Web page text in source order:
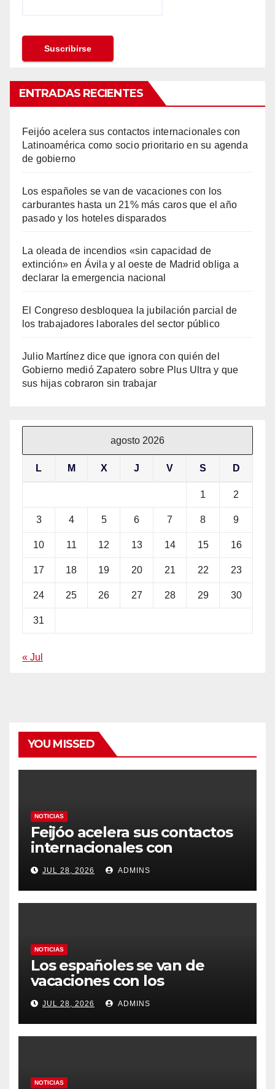
ENTRADAS RECIENTES
Feijóo acelera sus contactos internacionales con
Latinoamérica como socio prioritario en su agenda
de gobierno
Los españoles se van de vacaciones con los
carburantes hasta un 21% más caros que el año
pasado y los hoteles disparados
La oleada de incendios «sin capacidad de
extinción» en Ávila y al oeste de Madrid obliga a
declarar la emergencia nacional
El Congreso desbloquea la jubilación parcial de
los trabajadores laborales del sector público
Julio Martínez dice que ignora con quién del
Gobierno medió Zapatero sobre Plus Ultra y que
sus hijas cobraron sin trabajar
agosto 2026
L M X J V S D
1 2
3 4 5 6 7 8 9
10 11 12 13 14 15 16
17 18 19 20 21 22 23
24 25 26 27 28 29 30
31
« Jul
YOU MISSED
NOTICIAS
Feijóo acelera sus contactos
internacionales con
Latinoamérica como socio
prioritario en su agenda de
gobierno
JUL 28, 2026 ADMINS
NOTICIAS
Los españoles se van de
vacaciones con los
carburantes hasta un 21%
más caros que el año pasado
y los hoteles disparados
JUL 28, 2026 ADMINS
NOTICIAS